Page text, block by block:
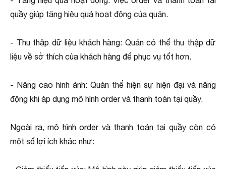
quầy giúp tăng hiệu quả hoạt động của quán.
- Thu thập dữ liệu khách hàng: Quán có thể thu thập dữ
liệu về sở thích của khách hàng để phục vụ tốt hơn.
- Nâng cao hình ảnh: Quán thể hiện sự hiện đại và năng
động khi áp dụng mô hình order và thanh toán tại quầy.
Ngoài ra, mô hình order và thanh toán tại quầy còn có
một số lợi ích khác như: